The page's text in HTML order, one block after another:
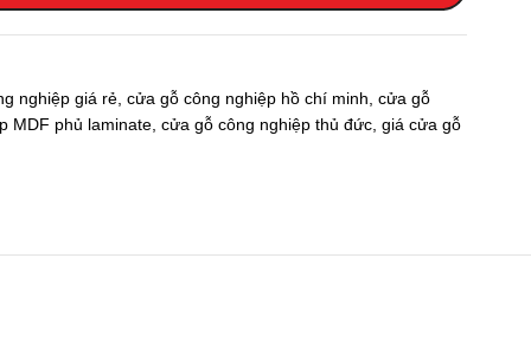
nghiệp giá rẻ cửa gỗ công nghiệp hồ chí minh cửa gỗ
MDF phủ laminate cửa gỗ công nghiệp thủ đức giá cửa gỗ